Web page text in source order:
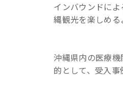
インバウンドに
縄観光を楽しめる
沖縄県内の医療
的として、受入事